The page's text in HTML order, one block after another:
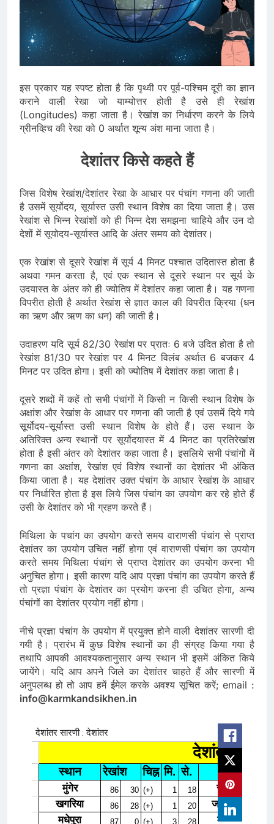
इस प्रकार यह स्पष्ट होता है कि पृथ्वी पर पूर्व-पश्चिम दूरी का ज्ञान
कराने वाली रेखा जो याम्योत्तर होती है उसे ही रेखांश
(Longitudes) कहा जाता है। रेखांश का निर्धारण करने के लिये
ग्रीनव्हिच की रेखा को 0 अर्थात शून्य अंश माना जाता है।
देशांतर किसे कहते हैं
जिस विशेष रेखांश/देशांतर रेखा के आधार पर पंचांग गणना की जाती
है उसमें सूर्योदय, सूर्यास्त उसी स्थान विशेष का दिया जाता है। उस
रेखांश से भिन्न रेखांशों को ही भिन्न देश समझना चाहिये और उन दो
देशों में सूयोदय-सूर्यास्त आदि के अंतर समय को देशांतर।
एक रेखांश से दूसरे रेखांश में सूर्य 4 मिनट पश्चात उदितास्त होता है
अथवा गमन करता है, एवं एक स्थान से दूसरे स्थान पर सूर्य के
उदयास्त के अंतर को ही ज्योतिष में देशांतर कहा जाता है। यह गणना
विपरीत होती है अर्थात रेखांश से ज्ञात काल की विपरीत क्रिया (धन
का ऋण और ऋण का धन) की जाती है।
उदाहरण यदि सूर्य 82/30 रेखांश पर प्रातः 6 बजे उदित होता है तो
रेखांश 81/30 पर रेखांश पर 4 मिनट विलंब अर्थात 6 बजकर 4
मिनट पर उदित होगा। इसी को ज्योतिष में देशांतर कहा जाता है।
दूसरे शब्दों में कहें तो सभी पंचांगों में किसी न किसी स्थान विशेष के
अक्षांश और रेखांश के आधार पर गणना की जाती है एवं उसमें दिये गये
सूर्योदय-सूर्यास्त उसी स्थान विशेष के होते हैं। उस स्थान के
अतिरिक्त अन्य स्थानों पर सूर्योदयास्त में 4 मिनट का प्रतिरेखांश
होता है इसी अंतर को देशांतर कहा जाता है। इसलिये सभी पंचांगों में
गणना का अक्षांश, रेखांश एवं विशेष स्थानों का देशांतर भी अंकित
किया जाता है। यह देशांतर उक्त पंचांग के आधार रेखांश के आधार
पर निर्धारित होता है इस लिये जिस पंचांग का उपयोग कर रहे होते हैं
उसी के देशांतर को भी ग्रहण करते हैं।
मिथिला के पचांग का उपयोग करते समय वाराणसी पंचांग से प्राप्त
देशांतर का उपयोग उचित नहीं होगा एवं वाराणसी पंचांग का उपयोग
करते समय मिथिला पंचांग से प्राप्त देशांतर का उपयोग करना भी
अनुचित होगा। इसी कारण यदि आप प्रज्ञा पंचांग का उपयोग करते हैं
तो प्रज्ञा पंचांग के देशांतर का प्रयोग करना ही उचित होगा, अन्य
पंचांगों का देशांतर प्रयोग नहीं होगा।
नीचे प्रज्ञा पंचांग के उपयोग में प्रयुक्त होने वाली देशांतर सारणी दी
गयी है। प्रारंभ में कुछ विशेष स्थानों का ही संग्रह किया गया है
तथापि आपकी आवश्यकतानुसार अन्य स्थान भी इसमें अंकित किये
जायेंगे। यदि आप अपने जिले का देशांतर चाहते हैं और सारणी में
अनुपलब्ध हो तो आप हमें ईमेल करके अवश्य सूचित करें; email :
info@karmkandsikhen.in